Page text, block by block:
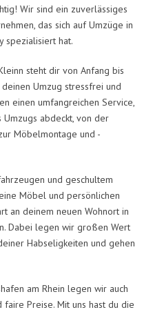
Wir sind ein zuverlässiges
das sich auf Umzüge in
spezialisiert hat.
steht dir von Anfang bis
Umzug stressfrei und
einen umfangreichen Service,
abdeckt, von der
Möbelmontage und -
und geschultem
Möbel und persönlichen
an deinem neuen Wohnort in
Dabei legen wir großen Wert
Habseligkeiten und gehen
am Rhein legen wir auch
Preise. Mit uns hast du die